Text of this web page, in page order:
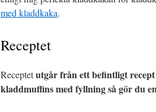
med kladdkaka.
Receptet
Receptetutgår från ett befintligt recept
kladdmuffins med fyllning så gör du